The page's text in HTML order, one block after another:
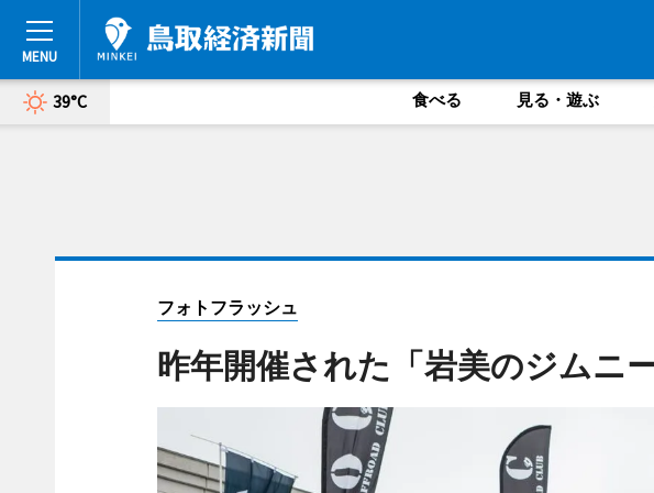
39°C 食べる 見る・遊ぶ
フォトフラッシュ
昨年開催された「岩美のジムニ